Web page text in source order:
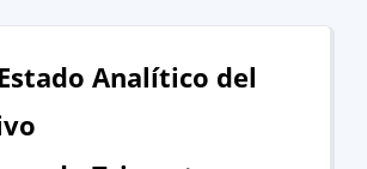
Estado Analítico del